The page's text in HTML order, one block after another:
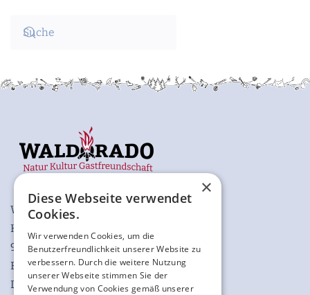
WALDORADO GmbH
Katzenberg 2
97980 Bad Mergentheim
Baden-Württemberg
Deutschland
×
Diese Webseite verwendet
Cookies.
Wir verwenden Cookies, um die
Benutzerfreundlichkeit unserer Website zu
verbessern. Durch die weitere Nutzung
unserer Webseite stimmen Sie der
Verwendung von Cookies gemäß unserer